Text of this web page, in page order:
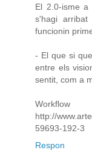
El 2.0-isme
s'hagi arribat
funcionin
- El que si
entre els
sentit, com a
http://
59693-192-3
Respon